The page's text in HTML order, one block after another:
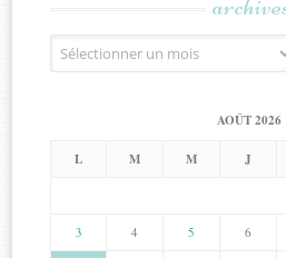
Archives
AOÛT 2026
L M M J
3 4 5 6